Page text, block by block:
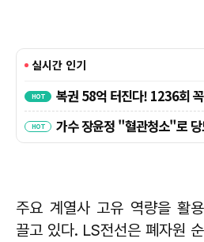
주요 계열사 고유 역량을 활
끌고 있다. LS전선은 폐자원